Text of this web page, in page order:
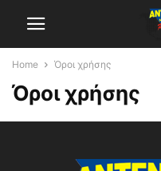
Home Όροι χρήσης
Όροι χρήσης